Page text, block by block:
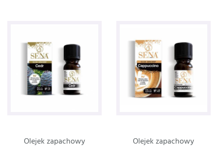
Olejek zapachowy Olejek zapachowy